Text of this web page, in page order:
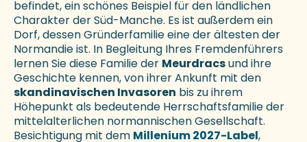
befindet, ein schönes Beispiel für den ländlichen
Charakter der Süd-Manche. Es ist außerdem ein
Dorf, dessen Gründerfamilie eine der ältesten der
Normandie ist. In Begleitung Ihres Fremdenführers
lernen Sie diese Familie der Meurdracsund ihre
Geschichte kennen, von ihrer Ankunft mit den
skandinavischen Invasoren bis zu ihrem
Höhepunkt als bedeutende Herrschaftsfamilie der
mittelalterlichen normannischen Gesellschaft.
Besichtigung mit dem Millenium 2027-Label,